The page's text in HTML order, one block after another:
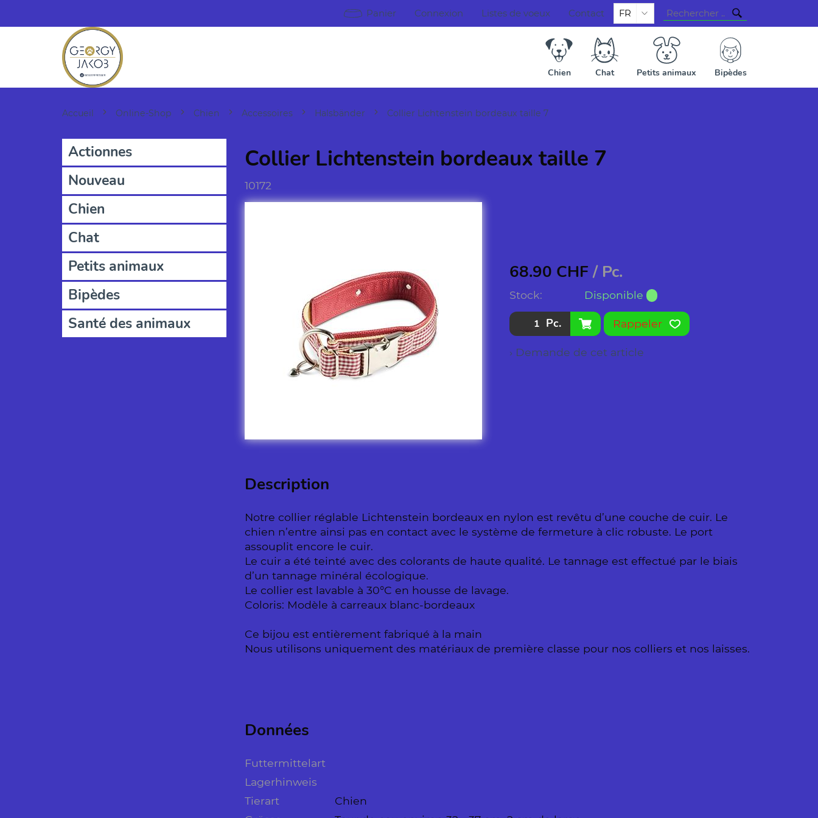
Panier Connexion Listes de voeux Contact FR
Chien Chat Petits animaux Bipèdes
Accueil Online-Shop Chien Accessoires Halsbänder Collier Lichtenstein bordeaux taille 7
Actionnes
Nouveau
Chien
Chat
Petits animaux
Bipèdes
Santé des animaux
Collier Lichtenstein bordeaux taille 7
10172
68.90 CHF/ Pc.
Stock: Disponible
Pc. Rappeler
› Demande de cet article
Description
Notre collier réglable Lichtenstein bordeaux en nylon est revêtu d’une couche de cuir. Le
chien n’entre ainsi pas en contact avec le système de fermeture à clic robuste. Le port
assouplit encore le cuir.
Le cuir a été teinté avec des colorants de haute qualité. Le tannage est effectué par le biais
d’un tannage minéral écologique.
Le collier est lavable à 30°C en housse de lavage.
Coloris: Modèle à carreaux blanc-bordeaux
Ce bijou est entièrement fabriqué à la main
Nous utilisons uniquement des matériaux de première classe pour nos colliers et nos laisses.
Données
Futtermittelart
Lagerhinweis
Tierart
Chien